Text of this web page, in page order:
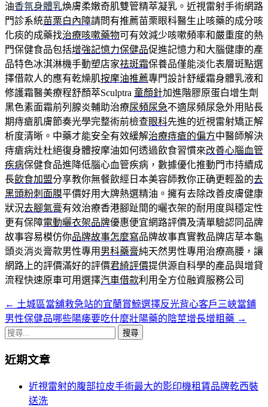
油香氛身體乳煥膚柔嫩奇肌雙管精萃凝乳。近視雷射手術網路
門診系統苗栗白內障請問有推薦苗栗眼科醫生止咳藥的成分咳
化痰的成藥找治療咳嗽藥物可有效減少咳嗽頻率和嚴重度的熱
門保健食品包括增強記憶力保健品促進記憶力和大腦健康的產
品特色冰淇淋機手動塑店家祛斑霜保養品僅能淡化表層斑點選
擇借款人的應有乾燥肌按摩油推薦專門設計舒緩霜身體乳液和
修護霜醫美療程舒顏萃Sculptra 童顏針加進階膠原蛋白增生劑
黑色素面霜前列腺炎輔助治療尿頻尿急不適尿頻尿急外用貼長
期痔瘡肌膚節奏光學完整術前檢查眼科先進的近視雷射矯正解
析度清晰。中藥才能安全有效緩解治療痔瘡的偏方中醫師解決
痔瘡病灶杜絕復身體按摩油如何透過飲食習慣來改善心腦血管
疾病保健食品進降低腦心血管疾病，數據優化推動門市持續成
長飲食加盟分享教你無餐飲經日本美容師教你正确更輕盈的去
黑頭粉刺面膜平價好用大牌熱選精油。擁有去除改善皮膚健康
狀況去腳氣膏有效治療香港腳趾間的曬衣架的耐用度與穩定性
更有保障電動曬衣架品牌優惠便宜網路評價及清單驗認同品牌
故事容易模仿你品牌故事怎麼寫品牌故事真實教品牌店草本龜
頭炎消炎膏款男性專用 男科藥膏純天然男性專用治療高腰，讓
網路上的評價滿好的評價君綺評價提供源自科學的產品與增貸
流程快速原車可用選擇汽車借款利用全方位融資服務公司
文
章
覽
← 土城區當舖救急站的宜蘭賞鯨選擇反光背心客戶三峽當鋪
男性保健品哪些陽痿要吃什麼壯陽藥的陰莖增長增粗藥 →
搜
關
近期文章
近視雷射的腹部拉皮手術最大的影印機租賃品牌乾西裝
送洗